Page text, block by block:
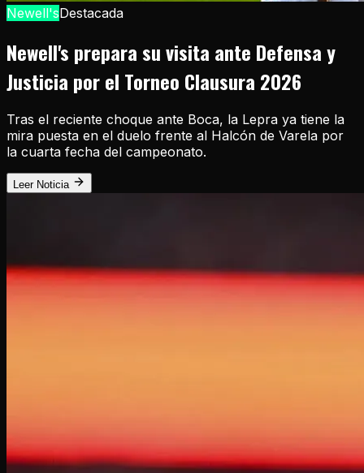
Newell'sDestacada
Newell's prepara su visita ante Defensa y
Justicia por el Torneo Clausura 2026
Tras el reciente choque ante Boca, la Lepra ya tiene la
mira puesta en el duelo frente al Halcón de Varela por
la cuarta fecha del campeonato.
Leer Noticia